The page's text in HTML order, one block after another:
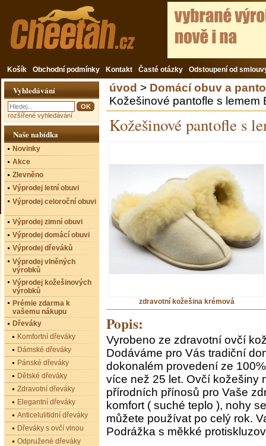
Košík Obchodní podmínky Kontakt Časté otázky Odstoupení od
úvod > Domácí obuv a
Kožešinové pantofle s lemem
Kožešinové pantofle s
zdravotní kožešina krémová
Popis:
Vyrobeno ze zdravotní ovčí
Dodáváme pro Vás tradiční
dokonalém provedení ze
více než 25 let. Ovčí kožešiny
přírodních přínosů pro Vaše
komfort ( suché teplo ), nohy
můžete používat po celý rok.
Podrážka s měkké
Vyhledávání
rozšířené vyhledávání
Naše nabídka
Novinky
Akce
Zlevněno
Výprodej letní obuvi
Výprodej celoroční obuvi
Výprodej zimní obuvi
Výprodej domácí obuvi
Výprodej dřeváků
Výprodej vlněných
výrobků
Výprodej kožešinových
výrobků
Prémie zdarma k
vašemu nákupu
Dřeváky
Komfortní dřeváky
Dámské dřeváky
Pánské dřeváky
Dětské dřeváky
Zdravotní dřeváky
Elegantní dřeváky
Anticelulitidní dřeváky
Dřeváky s ovčí vlnou
Odpružené dřeváky